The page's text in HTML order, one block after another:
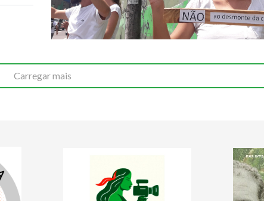
Carregar mais